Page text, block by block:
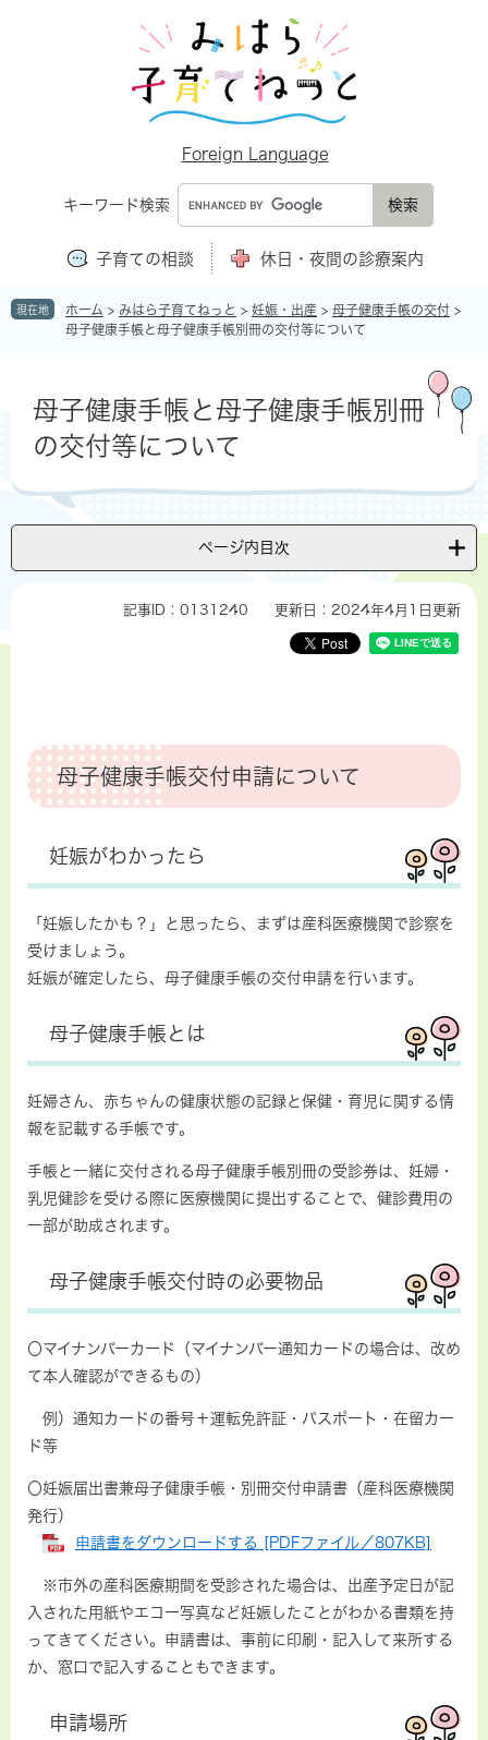
Foreign Language
キーワード検索
子育ての相談 休日・夜間の診療案内
現在地 ホーム > みはら子育てねっと > 妊娠・出産 > 母子健康手帳の交付 >
母子健康手帳と母子健康手帳別冊の交付等について
母子健康手帳と母子健康手帳別冊
の交付等について
ページ内目次
記事ID：0131240 更新日：2024年4月1日更新
母子健康手帳交付申請について
妊娠がわかったら
「妊娠したかも？」と思ったら、まずは産科医療機関で診察を
受けましょう。
妊娠が確定したら、母子健康手帳の交付申請を行います。
母子健康手帳とは
妊婦さん、赤ちゃんの健康状態の記録と保健・育児に関する情
報を記載する手帳です。
手帳と一緒に交付される母子健康手帳別冊の受診券は、妊婦・
乳児健診を受ける際に医療機関に提出することで、健診費用の
一部が助成されます。
母子健康手帳交付時の必要物品
〇マイナンバーカード（マイナンバー通知カードの場合は、改め
て本人確認ができるもの）
例）通知カードの番号＋運転免許証・パスポート・在留カー
ド等
〇妊娠届出書兼母子健康手帳・別冊交付申請書（産科医療機関
発行）
申請書をダウンロードする [PDFファイル／807KB]
※市外の産科医療期間を受診された場合は、出産予定日が記
入された用紙やエコー写真など妊娠したことがわかる書類​を持
ってきてください。申請書は、事前に印刷・記入して来所する
か、窓口で記入することもできます。
申請場所